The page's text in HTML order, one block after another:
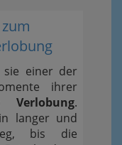
einer der
ihrer
Verlobung.
langer und
bis die